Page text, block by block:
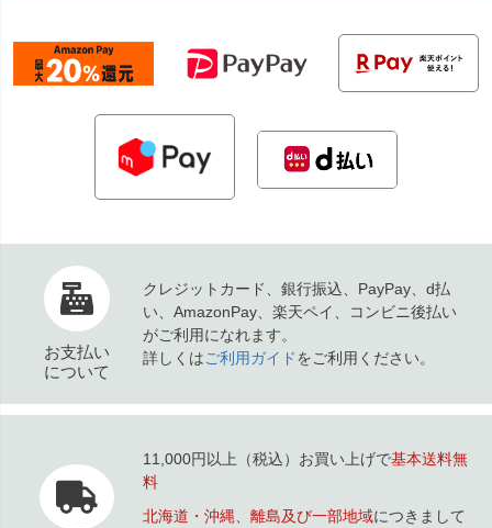
お支払い
について
クレジットカード、銀行振込、PayPay、d払
い、AmazonPay、楽天ペイ、コンビニ後払い
がご利用になれます。
詳しくはご利用ガイドをご利用ください。
11,000円以上（税込）お買い上げで基本送料無
料
北海道・沖縄、離島及び一部地域につきまして